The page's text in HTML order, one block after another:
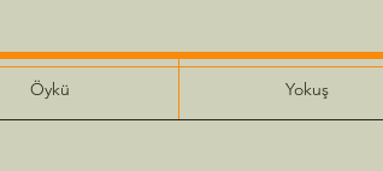
Öykü Yokuş